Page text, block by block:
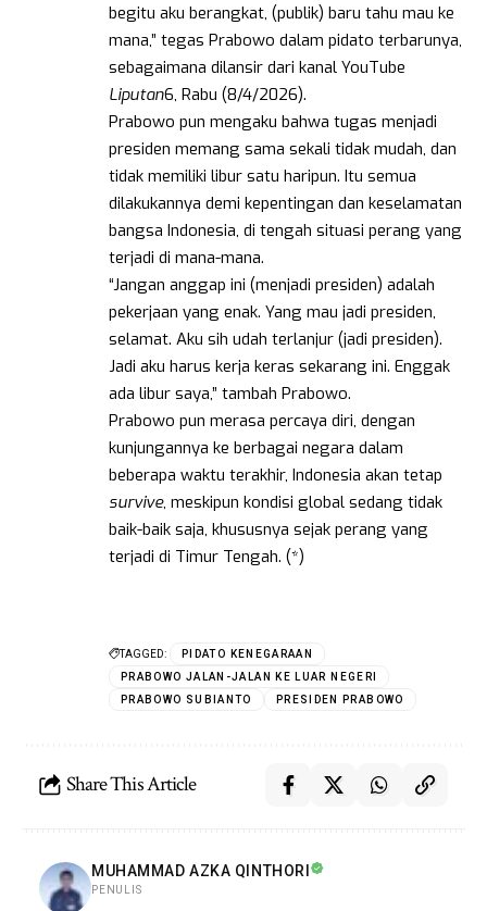
begitu aku berangkat, (publik) baru tahu mau ke
mana,” tegas Prabowo dalam pidato terbarunya,
sebagaimana dilansir dari kanal YouTube
Liputan6, Rabu (8/4/2026).
Prabowo pun mengaku bahwa tugas menjadi
presiden memang sama sekali tidak mudah, dan
tidak memiliki libur satu haripun. Itu semua
dilakukannya demi kepentingan dan keselamatan
bangsa Indonesia, di tengah situasi perang yang
terjadi di mana-mana.
“Jangan anggap ini (menjadi presiden) adalah
pekerjaan yang enak. Yang mau jadi presiden,
selamat. Aku sih udah terlanjur (jadi presiden).
Jadi aku harus kerja keras sekarang ini. Enggak
ada libur saya,” tambah Prabowo.
Prabowo pun merasa percaya diri, dengan
kunjungannya ke berbagai negara dalam
beberapa waktu terakhir, Indonesia akan tetap
survive, meskipun kondisi global sedang tidak
baik-baik saja, khususnya sejak perang yang
terjadi di Timur Tengah. (*)
TAGGED:
PIDATO KENEGARAAN
PRABOWO JALAN-JALAN KE LUAR NEGERI
PRABOWO SUBIANTO
PRESIDEN PRABOWO
Share This Article
MUHAMMAD AZKA QINTHORI
PENULIS